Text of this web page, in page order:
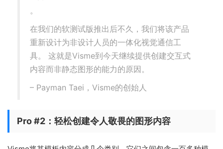
。
在我们的软测试版推出后不久，我们将该产品
重新设计为非设计人员的一体化视觉通信工
具。 这就是Visme到今天继续提供创建交互式
内容而非静态图形的能力的原因。
– Payman Taei，Visme的创始人
Pro #2：轻松创建令人敬畏的图形内容